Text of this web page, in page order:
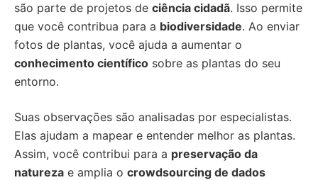
são parte de projetos de ciência cidadã. Isso permite
que você contribua para a biodiversidade. Ao enviar
fotos de plantas, você ajuda a aumentar o
conhecimento científico sobre as plantas do seu
entorno.
Suas observações são analisadas por especialistas.
Elas ajudam a mapear e entender melhor as plantas.
Assim, você contribui para a preservação da
natureza e amplia o crowdsourcing de dados